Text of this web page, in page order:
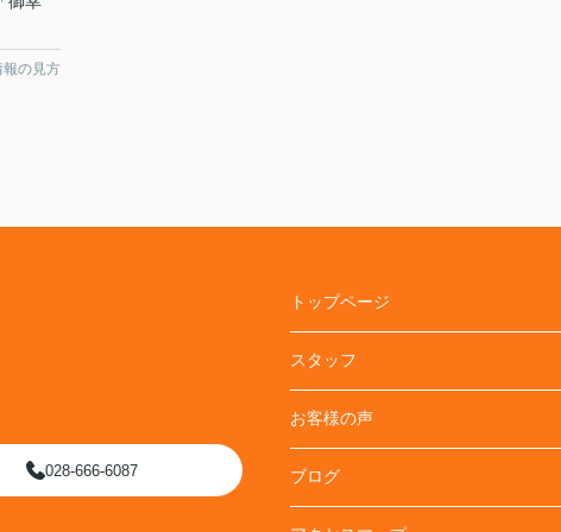
報の見方
028-666-6087
トップページ
スタッフ
お客様の声
ブログ